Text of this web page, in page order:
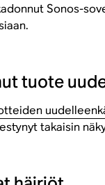
Sonos-
tuote
takaisin